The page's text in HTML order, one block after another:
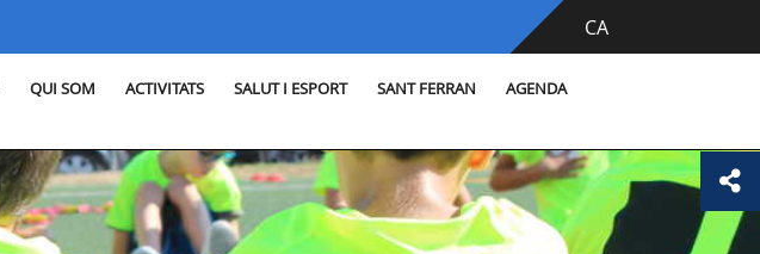
CA
QUI SOM ACTIVITATS SALUT I ESPORT SANT FERRAN AGENDA